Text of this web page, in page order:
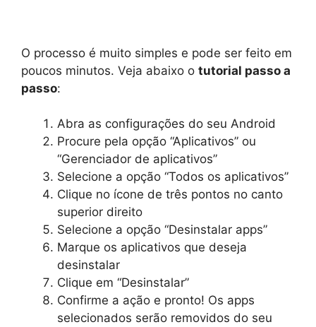
O processo é muito simples e pode ser feito em
poucos minutos. Veja abaixo o tutorial passo a
passo:
Abra as configurações do seu Android
Procure pela opção “Aplicativos” ou
“Gerenciador de aplicativos”
Selecione a opção “Todos os aplicativos”
Clique no ícone de três pontos no canto
superior direito
Selecione a opção “Desinstalar apps”
Marque os aplicativos que deseja
desinstalar
Clique em “Desinstalar”
Confirme a ação e pronto! Os apps
selecionados serão removidos do seu